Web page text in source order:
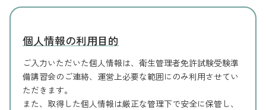
個人情報の利用目的
ご入力いただいた個人情報は、衛生管理者免許試験受験準
備講習会のご連絡、運営上必要な範囲にのみ利用させてい
ただきます。
また、取得した個人情報は厳正な管理下で安全に保管し、